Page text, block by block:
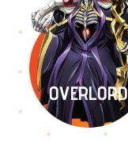
OVERLORD